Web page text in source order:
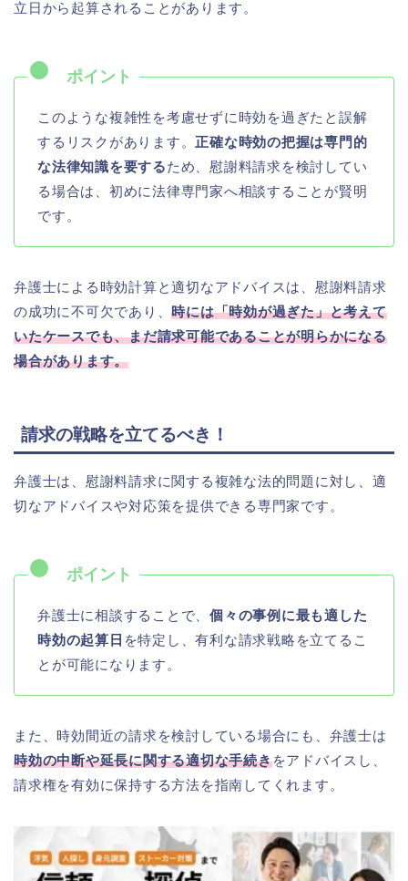
立日から起算されることがあります。
このような複雑性を考慮せずに時効を過ぎたと誤解
するリスクがあります。正確な時効の把握は専門的
な法律知識を要するため、慰謝料請求を検討してい
る場合は、初めに法律専門家へ相談することが賢明
です。
弁護士による時効計算と適切なアドバイスは、慰謝料請求
の成功に不可欠であり、時には「時効が過ぎた」と考えて
いたケースでも、まだ請求可能であることが明らかになる
場合があります。
請求の戦略を立てるべき！
弁護士は、慰謝料請求に関する複雑な法的問題に対し、適
切なアドバイスや対応策を提供できる専門家です。
弁護士に相談することで、 個々の事例に最も適した
時効の起算日 を特定し、有利な請求戦略を立てるこ
とが可能になります。
また、時効間近の請求を検討している場合にも、弁護士は
時効の中断や延長に関する適切な手続きをアドバイスし、
請求権を有効に保持する方法を指南してくれます。